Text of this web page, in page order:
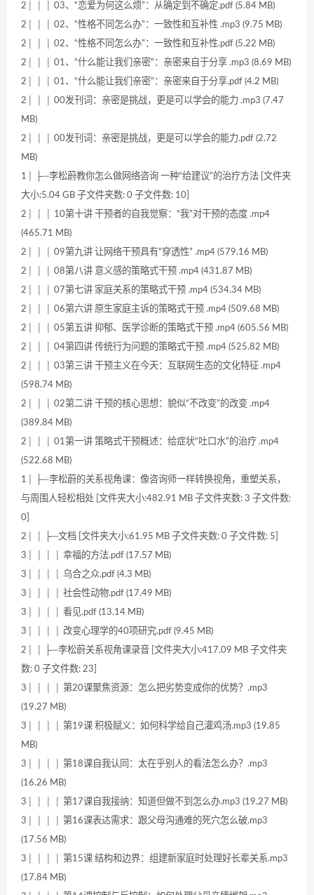
2│ │ │ 03、“恋爱为何这么烦”：从确定到不确定.pdf (5.84 MB)
2│ │ │ 02、“性格不同怎么办”：一致性和互补性 .mp3 (9.75 MB)
2│ │ │ 02、“性格不同怎么办”：一致性和互补性.pdf (5.22 MB)
2│ │ │ 01、“什么能让我们亲密”：亲密来自于分享 .mp3 (8.69 MB)
2│ │ │ 01、“什么能让我们亲密”：亲密来自于分享.pdf (4.2 MB)
2│ │ │ 00发刊词：亲密是挑战，更是可以学会的能力 .mp3 (7.47
MB)
2│ │ │ 00发刊词：亲密是挑战，更是可以学会的能力.pdf (2.72
MB)
1│ ├─李松蔚教你怎么做网络咨询 一种“给建议”的治疗方法 [文件夹
大小:5.04 GB 子文件夹数: 0 子文件数: 10]
2│ │ │ 10第十讲 干预者的自我觉察：“我”对干预的态度 .mp4
(465.71 MB)
2│ │ │ 09第九讲 让网络干预具有“穿透性” .mp4 (579.16 MB)
2│ │ │ 08第八讲 意义感的策略式干预 .mp4 (431.87 MB)
2│ │ │ 07第七讲 家庭关系的策略式干预 .mp4 (534.34 MB)
2│ │ │ 06第六讲 原生家庭主诉的策略式干预 .mp4 (509.68 MB)
2│ │ │ 05第五讲 抑郁、医学诊断的策略式干预 .mp4 (605.56 MB)
2│ │ │ 04第四讲 传统行为问题的策略式干预 .mp4 (525.82 MB)
2│ │ │ 03第三讲 干预主义在今天：互联网生态的文化特征 .mp4
(598.74 MB)
2│ │ │ 02第二讲 干预的核心思想：貌似“不改变”的改变 .mp4
(389.84 MB)
2│ │ │ 01第一讲 策略式干预概述：给症状“吐口水”的治疗 .mp4
(522.68 MB)
1│ ├─李松蔚的关系视角课：像咨询师一样转换视角，重塑关系，
与周围人轻松相处 [文件夹大小:482.91 MB 子文件夹数: 3 子文件数:
0]
2│ │ ├─文档 [文件夹大小:61.95 MB 子文件夹数: 0 子文件数: 5]
3│ │ │ │ 幸福的方法.pdf (17.57 MB)
3│ │ │ │ 乌合之众.pdf (4.3 MB)
3│ │ │ │ 社会性动物.pdf (17.49 MB)
3│ │ │ │ 看见.pdf (13.14 MB)
3│ │ │ │ 改变心理学的40项研究.pdf (9.45 MB)
2│ │ ├─李松蔚关系视角课录音 [文件夹大小:417.09 MB 子文件夹
数: 0 子文件数: 23]
3│ │ │ │ 第20课聚焦资源：怎么把劣势变成你的优势？.mp3
(19.27 MB)
3│ │ │ │ 第19课 积极赋义：如何科学给自己灌鸡汤.mp3 (19.85
MB)
3│ │ │ │ 第18课自我认同：太在乎别人的看法怎么办？.mp3
(16.26 MB)
3│ │ │ │ 第17课自我接纳：知道但做不到怎么办.mp3 (19.27 MB)
3│ │ │ │ 第16课表达需求：跟父母沟通难的死穴怎么破.mp3
(17.56 MB)
3│ │ │ │ 第15课 结构和边界：组建新家庭时处理好长辈关系.mp3
(17.84 MB)